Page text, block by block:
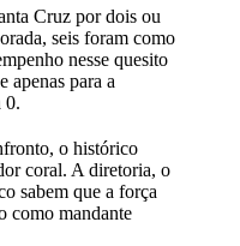
Cruz por dois ou
seis foram como
nesse quesito
apenas para a
0.
o histórico
coral. A diretoria, o
sabem que a força
como mandante